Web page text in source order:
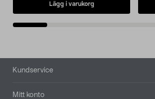
Lägg i varukorg
Sidfot
Kundservice
Mitt konto